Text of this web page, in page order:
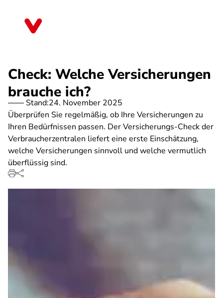
Check: Welche Versicherungen
brauche ich?
Stand:24. November 2025
Überprüfen Sie regelmäßig, ob Ihre Versicherungen zu
Ihren Bedürfnissen passen. Der Versicherungs-Check der
Verbraucherzentralen liefert eine erste Einschätzung,
welche Versicherungen sinnvoll und welche vermutlich
überflüssig sind.